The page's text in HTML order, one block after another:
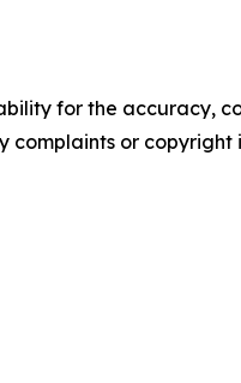
for the accuracy,
complaints or copyright